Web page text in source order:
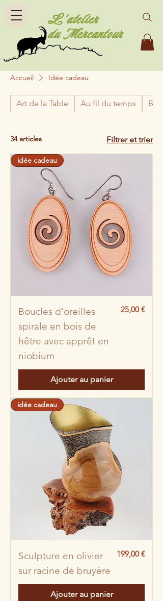
L'atelier
du Mercantour
Accueil Idée cadeau
Art de la Table Au fil du temps
34 articles Filtrer et trier
idée cadeau
Boucles d'oreilles
spirale en bois de
hêtre avec apprêt en
niobium
Prix
25,00 €
Ajouter au panier
idée cadeau
Sculpture en olivier
sur racine de bruyère
Prix
199,00 €
Ajouter au panier